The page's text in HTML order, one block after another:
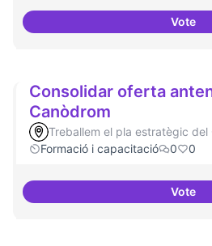
Vote
Consolidar oferta
Canòdrom
Treballem el pla estratègic del
Formació i capacitació
0 0
Vote